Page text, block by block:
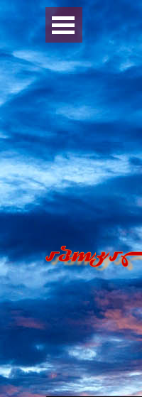
Перейти к контенту
Пропустить меню